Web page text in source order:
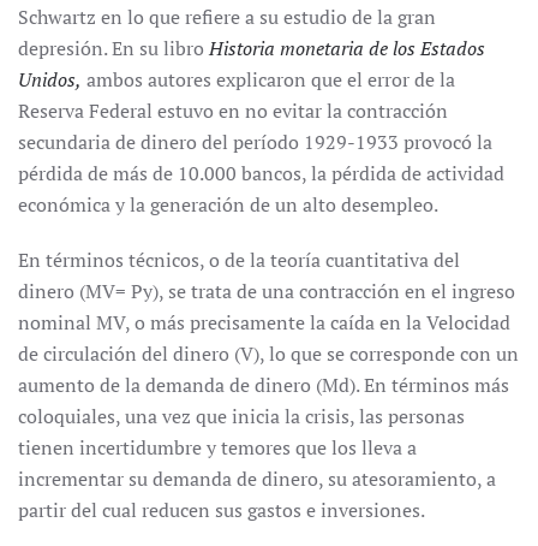
Schwartz en lo que refiere a su estudio de la gran
depresión. En su libroHistoria monetaria de los Estados
Unidos, ambos autores explicaron que el error de la
Reserva Federal estuvo en no evitar la contracción
secundaria de dinero del período 1929-1933 provocó la
pérdida de más de 10.000 bancos, la pérdida de actividad
económica y la generación de un alto desempleo.
En términos técnicos, o de la teoría cuantitativa del
dinero (MV= Py), se trata de una contracción en el ingreso
nominal MV, o más precisamente la caída en la Velocidad
de circulación del dinero (V), lo que se corresponde con un
aumento de la demanda de dinero (Md). En términos más
coloquiales, una vez que inicia la crisis, las personas
tienen incertidumbre y temores que los lleva a
incrementar su demanda de dinero, su atesoramiento, a
partir del cual reducen sus gastos e inversiones.